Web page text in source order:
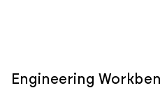
Engineering